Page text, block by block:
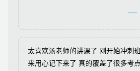
太喜欢汤老师的讲课了 刚开始冲刺
来用心记下来了 真的覆盖了很多考